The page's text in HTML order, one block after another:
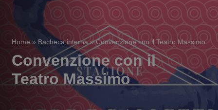
Home» Bacheca interna»Convenzione con il Teatro Massimo
Convenzione con il
Teatro Massimo